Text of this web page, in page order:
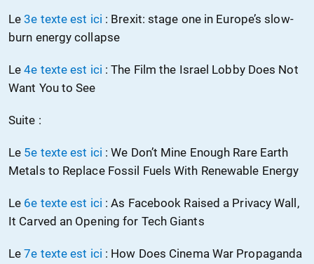
Le 3e texte est ici : Brexit: stage one in Europe’s slow-
burn energy collapse
Le4e texte est ici : The Film the Israel Lobby Does Not
Want You to See
Suite :
Le 5e texte est ici : We Don’t Mine Enough Rare Earth
Metals to Replace Fossil Fuels With Renewable Energy
Le 6e texte est ici : As Facebook Raised a Privacy Wall,
It Carved an Opening for Tech Giants
Le7e texte est ici : How Does Cinema War Propaganda